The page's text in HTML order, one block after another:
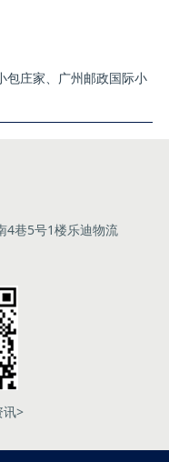
包庄家、广州邮政国际小
4巷5号1楼乐迪物流
讯>